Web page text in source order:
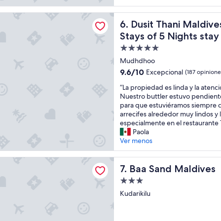
l
T
h
e
y
a
s
i
s
t
u
s
l
l
o
u
r
6. Dusit Thani
Stays of 5 Nights
Dusit Thani Maldives - 50
Propiedad
de
5.0
estrellas
Mudhdhoo
9.6
10,
Excepcional,
(187
opiniones)
9.6/10 Excepcional (187
“
L
a
p
r
o
p
i
e
d
d
e
“La propiedad es linda y la
Nuestro buttler estuvo
para que estuviéramos siempre
arrecifes alrededor muy lindos y
especialmente en el restaurante
Paola
Ver menos
Maldives - 50 percent off on Transfers for Stays of 5
7. Baa Sand Maldives
Baa Sand Maldives
Propiedad
de
Kudarikilu
Maldives